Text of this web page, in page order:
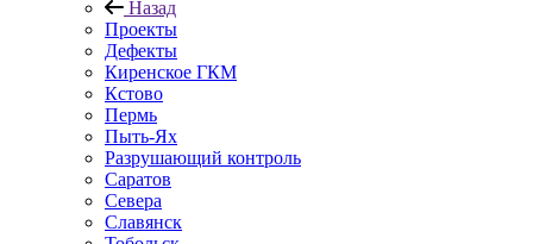
Назад
Проекты
Дефекты
Киренское ГКМ
Кстово
Пермь
Пыть-Ях
Разрушающий контроль
Саратов
Севера
Славянск